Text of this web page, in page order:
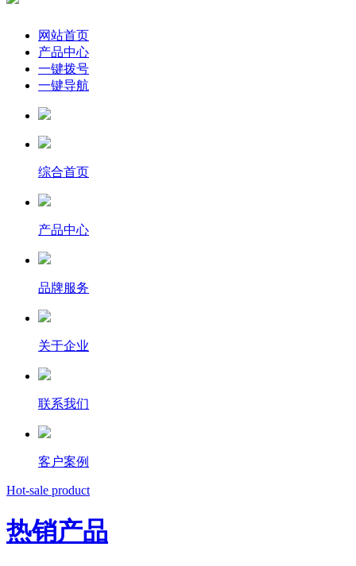
网站首页
产品中心
一键拨号
一键导航
综合首页
产品中心
品牌服务
关于企业
联系我们
客户案例
Hot-sale product
热销产品